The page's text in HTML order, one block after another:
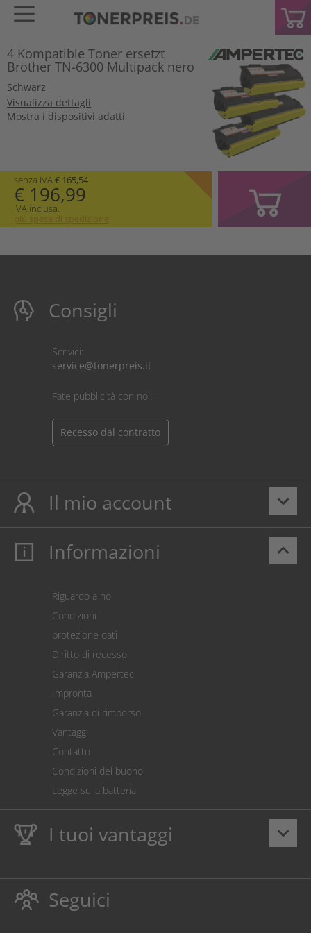
4 Kompatible Toner ersetzt
Brother TN-6300 Multipack nero
Schwarz
Visualizza dettagli
Mostra i dispositivi adatti
senza IVA€ 165,54
€ 196,99
IVA inclusa.
più spese di spedizione
Consigli
Scrivici:
service@tonerpreis.it
Fate pubblicità con noi!
Recesso dal contratto
keyboard_arrow_down
Il mio account
Il mio account
Pagamento
Restituzione della merce
Calcolatore dei costi
Impostazioni dei cookie
keyboard_arrow_up
Informazioni
Riguardo a noi
Condizioni
protezione dati
Diritto di recesso
Garanzia Ampertec
Impronta
Garanzia di rimborso
Vantaggi
Contatto
Condizioni del buono
Legge sulla batteria
keyboard_arrow_down
I tuoi vantaggi
Dieci anniGaranzia Ampertecsu toner e inchiostro
Rispettoso dellambiente evitando gli sprechi.
Seguici